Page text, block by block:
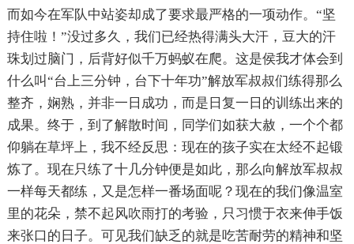
而如今在军队中站姿却成了要求最严格的一项动作。“坚
持住啦！”没过多久，我们已经热得满头大汗，豆大的汗
珠划过脑门，后背好似千万蚂蚁在爬。这是侯我才体会到
什么叫“台上三分钟，台下十年功”解放军叔叔们练得那么
整齐，娴熟，并非一日成功，而是日复一日的训练出来的
成果。终于，到了解散时间，同学们如获大赦，一个个都
仰躺在草坪上，我不经反思：现在的孩子实在太经不起锻
炼了。现在只练了十几分钟便是如此，那么向解放军叔叔
一样每天都练，又是怎样一番场面呢？现在的我们像温室
里的花朵，禁不起风吹雨打的考验，只习惯于衣来伸手饭
来张口的日子。可见我们缺乏的就是吃苦耐劳的精神和坚